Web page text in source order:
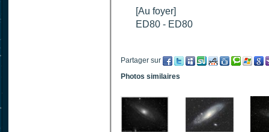
[Au foyer]
ED80 - ED80
Partager sur
Photos similaires